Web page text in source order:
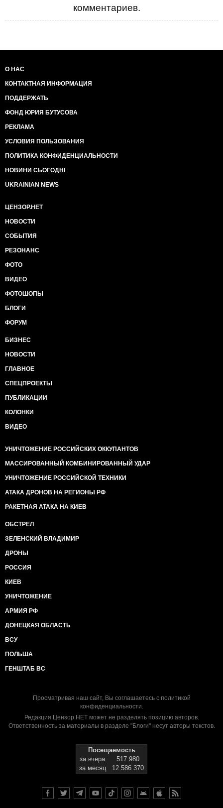
комментариев.
О НАС
КОНТАКТНАЯ ИНФОРМАЦИЯ
ПОДДЕРЖАТЬ
ФОНД ЮРИЯ БУТУСОВА
РЕКЛАМА
УСЛОВИЯ ПОЛЬЗОВАНИЯ
ПОЛИТИКА КОНФИДЕНЦИАЛЬНОСТИ
НОВИНИ СЬОГОДНІ
UKRAINIAN NEWS
ЦЕНЗОР.НЕТ
НОВОСТИ
СОБЫТИЯ
РЕЗОНАНС
ФОТО
ВИДЕО
ФОТОШОПЫ
БЛОГИ
ФОРУМ
БИЗНЕС
НОВОСТИ
ГЛАВНОЕ
СПЕЦПРОЕКТЫ
ПУБЛИКАЦИИ
КОЛОНКИ
ВИДЕО
УНИЧТОЖЕНИЕ РОССИЙСКИХ ОККУПАНТОВ
МАССИРОВАННЫЙ КОМБИНИРОВАННЫЙ УДАР
УНИЧТОЖЕНИЕ РОССИЙСКОЙ ТЕХНИКИ
АТАКА ДРОНОВ НА РЕГИОНЫ РФ
РАКЕТНАЯ АТАКА НА КИЕВ
ОБСТРЕЛ
ЗЕЛЕНСКИЙ ВЛАДИМИР
ДРОНЫ
РОССИЯ
КИЕВ
УНИЧТОЖЕНИЕ
АРМИЯ РФ
ДОНЕЦКАЯ ОБЛАСТЬ
ВСУ
ПОЛЬША
ГЕНШТАБ ВС
Просматривая наш сайт, Вы соглашаетесь с политикой
конфиденциальности.
Редакция Цензор.НЕТ может не разделять позицию авторов.
Ответственность за материалы в разделе "Блоги" несут авторы текстов.
Посещаемость
за вчера
517 980
за месяц
12 586 370